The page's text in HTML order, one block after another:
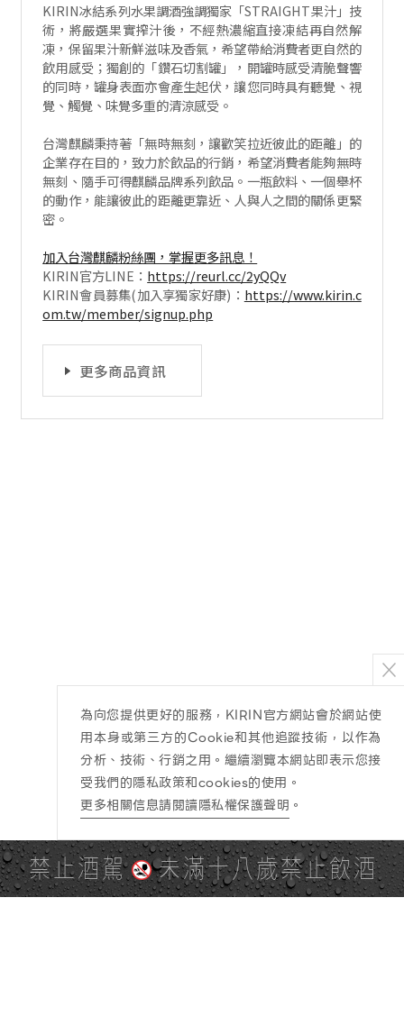
KIRIN冰結系列水果調酒強調獨家「STRAIGHT果汁」技
術，將嚴選果實搾汁後，不經熱濃縮直接凍結再自然解
凍，保留果汁新鮮滋味及香氣，希望帶給消費者更自然的
飲用感受；獨創的「鑽石切割罐」，開罐時感受清脆聲響
的同時，罐身表面亦會產生起伏，讓您同時具有聽覺、視
覺、觸覺、味覺多重的清涼感受。
台灣麒麟秉持著「無時無刻，讓歡笑拉近彼此的距離」的
企業存在目的，致力於飲品的行銷，希望消費者能夠無時
無刻、隨手可得麒麟品牌系列飲品。一瓶飲料、一個舉杯
的動作，能讓彼此的距離更靠近、人與人之間的關係更緊
密。
加入台灣麒麟粉絲團，掌握更多訊息！
KIRIN官方LINE： https://reurl.cc/2yQQv
KIRIN會員募集(加入享獨家好康)： https://www.kirin.c
om.tw/member/signup.php
更多商品資訊
禁止酒駕 未滿十八歲禁止飲酒
為向您提供更好的服務，KIRIN官方網站會於網站使
用本身或第三方的Cookie和其他追蹤技術，以作為
分析、技術、行銷之用。繼續瀏覽本網站即表示您接
受我們的隱私政策和cookies的使用。
更多相關信息請閱讀隱私權保護聲明 。
PAGE TOP